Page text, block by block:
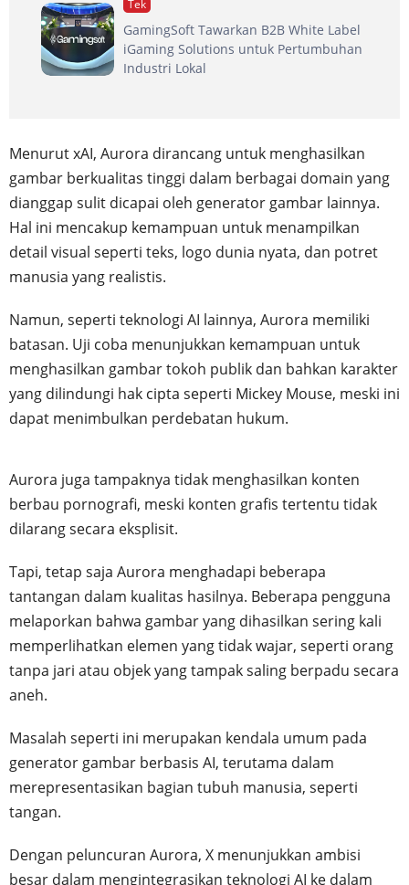
Tek
GamingSoft Tawarkan B2B White Label
iGaming Solutions untuk Pertumbuhan
Industri Lokal
Menurut xAI, Aurora dirancang untuk menghasilkan
gambar berkualitas tinggi dalam berbagai domain yang
dianggap sulit dicapai oleh generator gambar lainnya.
Hal ini mencakup kemampuan untuk menampilkan
detail visual seperti teks, logo dunia nyata, dan potret
manusia yang realistis.
Namun, seperti teknologi AI lainnya, Aurora memiliki
batasan. Uji coba menunjukkan kemampuan untuk
menghasilkan gambar tokoh publik dan bahkan karakter
yang dilindungi hak cipta seperti Mickey Mouse, meski ini
dapat menimbulkan perdebatan hukum.
Aurora juga tampaknya tidak menghasilkan konten
berbau pornografi, meski konten grafis tertentu tidak
dilarang secara eksplisit.
Tapi, tetap saja Aurora menghadapi beberapa
tantangan dalam kualitas hasilnya. Beberapa pengguna
melaporkan bahwa gambar yang dihasilkan sering kali
memperlihatkan elemen yang tidak wajar, seperti orang
tanpa jari atau objek yang tampak saling berpadu secara
aneh.
Masalah seperti ini merupakan kendala umum pada
generator gambar berbasis AI, terutama dalam
merepresentasikan bagian tubuh manusia, seperti
tangan.
Dengan peluncuran Aurora, X menunjukkan ambisi
besar dalam mengintegrasikan teknologi AI ke dalam